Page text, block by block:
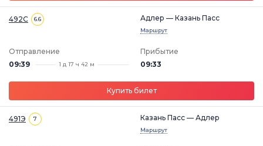
492С 6.6 Адлер — Казань Пасс
Маршрут
Отправление
09:39
1 д 17 ч 42 м
Прибытие
09:33
Купить билет
491Э 7 Казань Пасс — Адлер
Маршрут